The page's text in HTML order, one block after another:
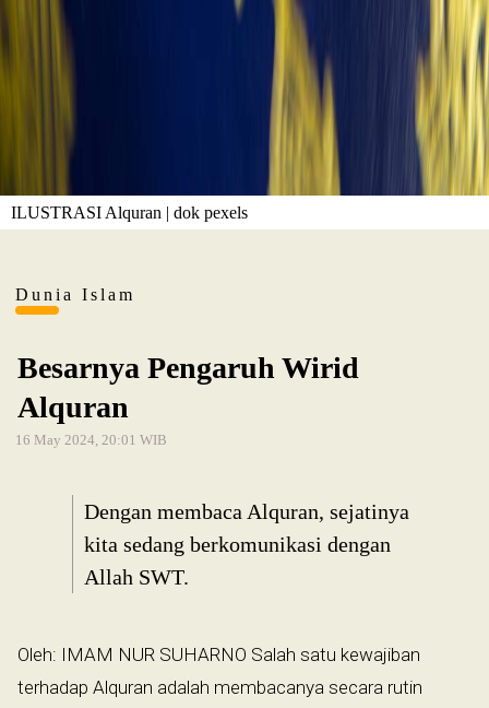
ILUSTRASI Alquran | dok pexels
Dunia Islam
Besarnya Pengaruh Wirid
Alquran
16 May 2024, 20:01 WIB
Dengan membaca Alquran, sejatinya
kita sedang berkomunikasi dengan
Allah SWT.
Oleh: IMAM NUR SUHARNO Salah satu kewajiban
terhadap Alquran adalah membacanya secara rutin